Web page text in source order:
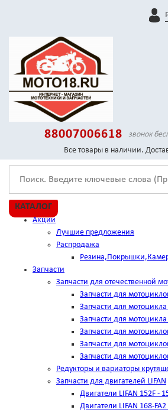
88007006618
звонок
Все товары в наличии.
КАТАЛОГ
Акции
Лучшие предложения
Распродажа
Запчасти
Запчасти для отечественной
Запчасти для
Запчасти для
Запчасти для
Запчасти для
Запчасти для
Запчасти для
Редукторы и вариаторы
Запчасти для двигателей LIFAN
Двигатели LIFAN 152F -
Двигатели LIFAN 168-